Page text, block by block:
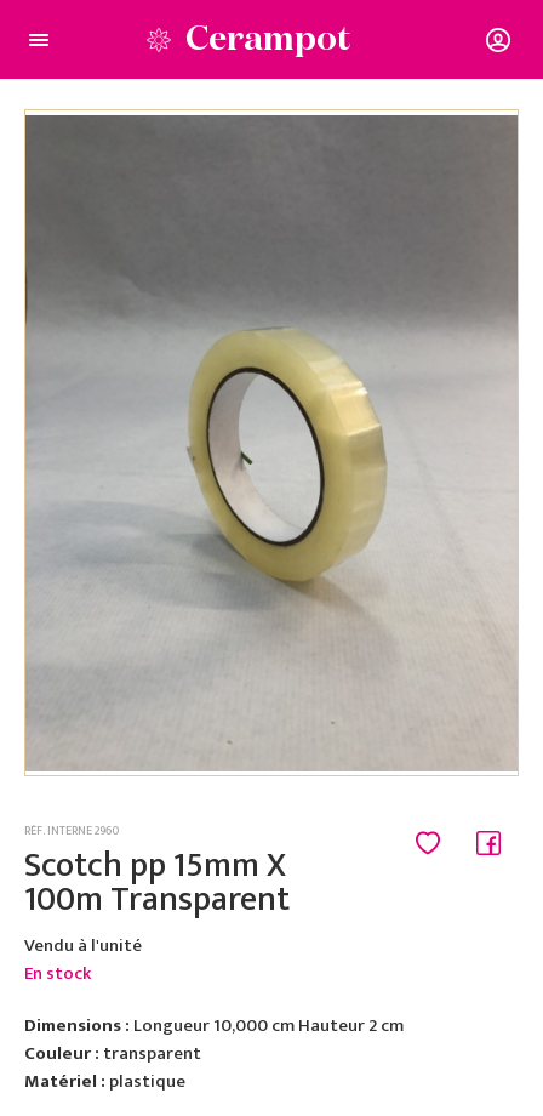
Cerampot
RÉF. INTERNE 2960
Scotch pp 15mm X
100m Transparent
Vendu à l'unité
En stock
Dimensions : Longueur 10,000 cm Hauteur 2 cm
Couleur : transparent
Matériel : plastique